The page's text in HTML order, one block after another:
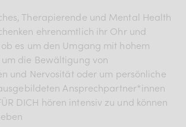
Therapierende und Mental Health
ehrenamtlich ihr Ohr und
es um den Umgang mit hohem
die Bewältigung von
und Nervosität oder um persönliche
Ansprechpartner*innen
DICH hören intensiv zu und können